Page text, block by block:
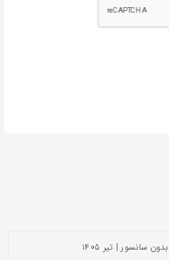
سانسور | تیر ۱۴۰۵